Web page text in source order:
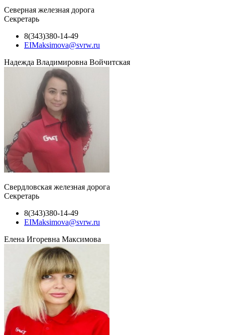
Северная железная дорога
Секретарь
8(343)380-14-49
EIMaksimova@svrw.ru
Надежда Владимировна Войчитская
Свердловская железная дорога
Секретарь
8(343)380-14-49
EIMaksimova@svrw.ru
Елена Игоревна Максимова